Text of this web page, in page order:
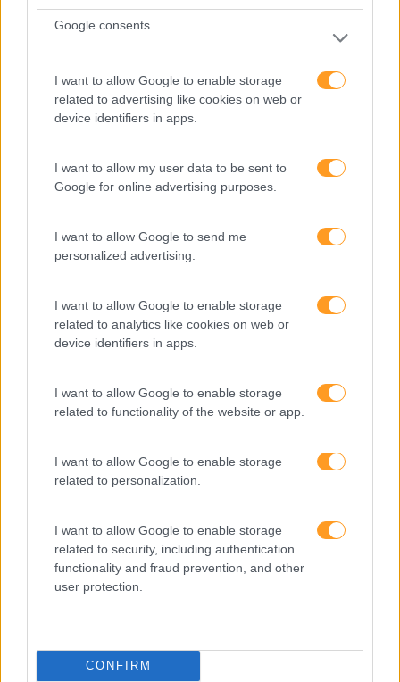
Google consents
I want to allow Google to enable storage
related to advertising like cookies on web or
device identifiers in apps.
I want to allow my user data to be sent to
Google for online advertising purposes.
I want to allow Google to send me
personalized advertising.
I want to allow Google to enable storage
related to analytics like cookies on web or
device identifiers in apps.
I want to allow Google to enable storage
related to functionality of the website or app.
I want to allow Google to enable storage
related to personalization.
I want to allow Google to enable storage
related to security, including authentication
functionality and fraud prevention, and other
user protection.
CONFIRM
Perspetivas
PORTO RH MEETING
Recursos Humanos
Sustentabilidade
Tecnologias De Informação
Feedback fora do
ativa para reter talento,
melhorar o ambiente de
trabalho e aumentar a
produtividade
decidir com base em
dados e os dados